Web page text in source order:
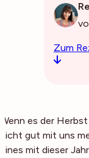
Zum
Wenn es der
nicht gut mit uns
eines mit dieser